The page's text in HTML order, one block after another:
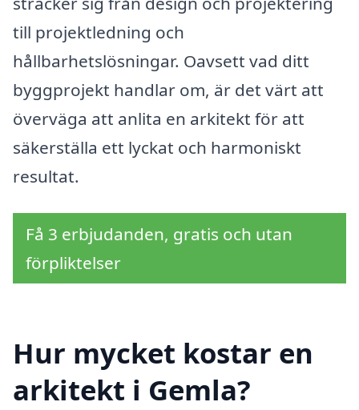
till projektledning och
hållbarhetslösningar. Oavsett vad ditt
byggprojekt handlar om, är det värt att
överväga att anlita en arkitekt för att
säkerställa ett lyckat och harmoniskt
resultat.
Få 3 erbjudanden, gratis och utan
förpliktelser
Hur mycket kostar en
arkitekt i Gemla?